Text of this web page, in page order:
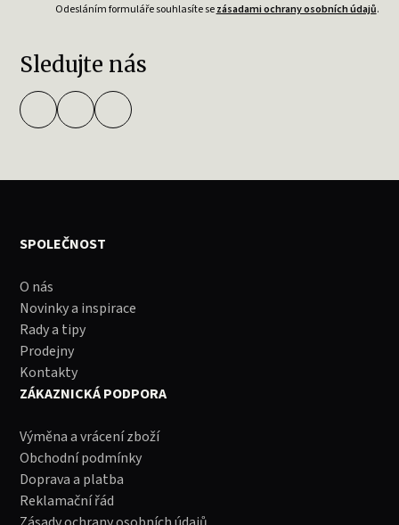
Odesláním formuláře souhlasíte sezásadami ochrany osobních údajů.
Sledujte nás
SPOLEČNOST
O nás
Novinky a inspirace
Rady a tipy
Prodejny
Kontakty
ZÁKAZNICKÁ PODPORA
Výměna a vrácení zboží
Obchodní podmínky
Doprava a platba
Reklamační řád